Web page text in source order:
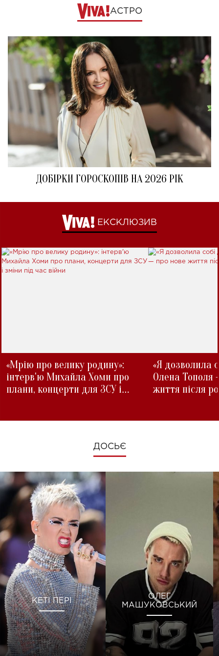
АСТРО
ДОБІРКИ ГОРОСКОПІВ НА 2026 РІК
ЕКСКЛЮЗИВ
«Мрію про велику родину»:
інтерв'ю Михайла Хоми про
плани, концерти для ЗСУ і
«Я дозволила
Олена Тополя
життя після
ДОСЬЄ
КЕТІ ПЕРІ
ОЛЕГ
МАШУКОВСЬКИЙ